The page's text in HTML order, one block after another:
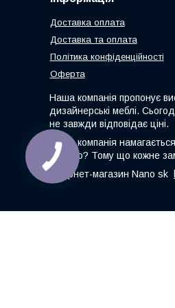
Доставка оплата
Доставка та оплата
Політика конфіденційності
Оферта
Наша компанія пропонує
дизайнерські меблі.
не завжди відповідає ціні.
Наша компанія
вигідно? Тому що кожне
Інтернет-магазин Nano sk